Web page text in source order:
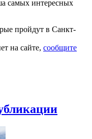
самых интересных
пройдут в Санкт-
на сайте, сообщите